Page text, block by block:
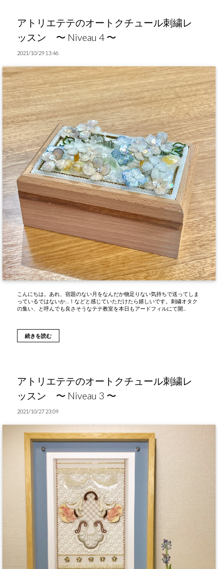
アトリエテテのオートクチュール刺繍レ
ッスン 〜 Niveau 4 〜
2021/10/29 13:46
こんにちは。あれ、宿題のない月をなんだか物足りない気持ちで送ってしま
っているではないか…！などと感じていただけたら嬉しいです。刺繍オタク
の集い、と呼んでも良さそうなテテ教室を本日もアードフィルにて開...
続きを読む
アトリエテテのオートクチュール刺繍レ
ッスン 〜 Niveau 3 〜
2021/10/27 23:09